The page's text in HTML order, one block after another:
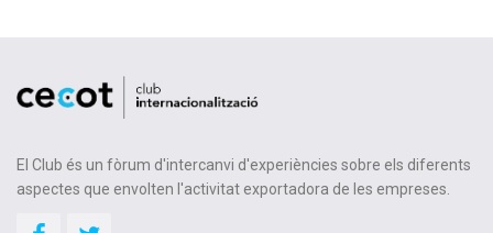
El Club és un fòrum d'intercanvi d'experiències sobre els diferents
aspectes que envolten l'activitat exportadora de les empreses.